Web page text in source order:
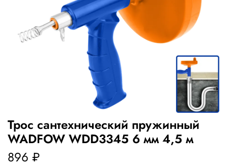
Трос сантехнический пружинный
WADFOW WDD3345 6 мм 4,5 м
896 ₽